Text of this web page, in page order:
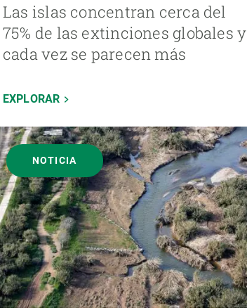
Las islas concentran cerca del
75% de las extinciones globales y
cada vez se parecen más
EXPLORAR
NOTICIA